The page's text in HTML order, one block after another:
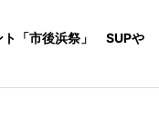
ト「市後浜祭」 SUPや